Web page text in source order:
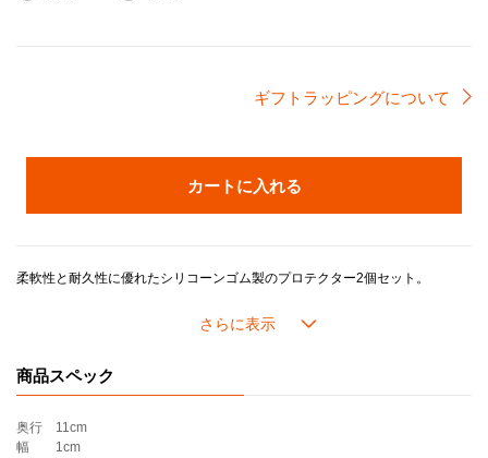
ギフトラッピングについて
カートに入れる
柔軟性と耐久性に優れたシリコーンゴム製のプロテクター2個セット。
直径16cm〜32cmまでの幅広いサイズのお鍋に対応。鍋のフタと本体の間に挟むだけで簡単に取り付けられ、傷や摩耗を防ぎ、長く美しく使えるようサポートします。重ねての収納にも便利で、見た目もすっきり。耐熱250℃、耐冷－40℃で、繰り返し使用できます。
※ギフトラッピングは
商品スペック
奥行
11cm
幅
1cm